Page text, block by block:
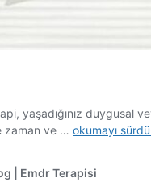
yaşadığınız
zaman ve … Online
okumayı
| Emdr Terapisi